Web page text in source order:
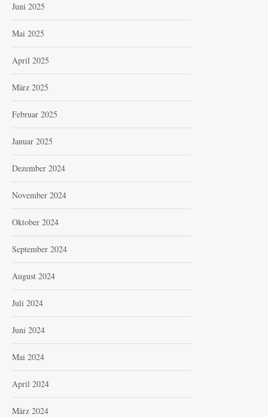
Juni 2025
Mai 2025
April 2025
März 2025
Februar 2025
Januar 2025
Dezember 2024
November 2024
Oktober 2024
September 2024
August 2024
Juli 2024
Juni 2024
Mai 2024
April 2024
März 2024